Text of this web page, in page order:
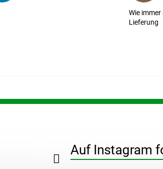
Wie
Lieferung
Auf Instagram